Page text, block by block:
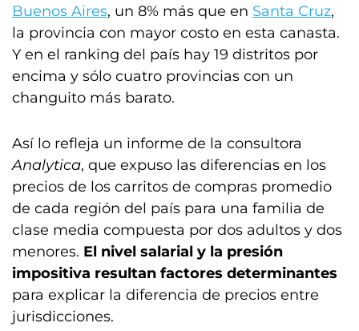
Buenos Aires, un 8% más que en Santa Cruz,
la provincia con mayor costo en esta canasta.
Y en el ranking del país hay 19 distritos por
encima y sólo cuatro provincias con un
changuito más barato.
Así lo refleja un informe de la consultora
Analytica, que expuso las diferencias en los
precios de los carritos de compras promedio
de cada región del país para una familia de
clase media compuesta por dos adultos y dos
menores. El nivel salarial y la presión
impositiva resultan factores determinantes
para explicar la diferencia de precios entre
jurisdicciones.